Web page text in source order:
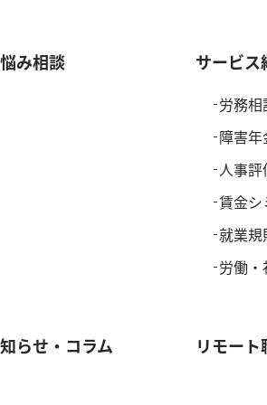
み相談 サービス
労務相
障害
人事
賃金シ
就業
労働
らせ・コラム リモー